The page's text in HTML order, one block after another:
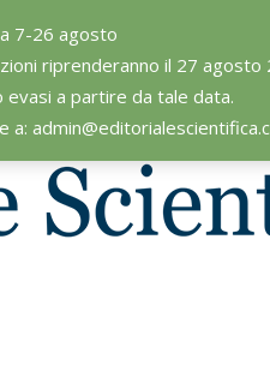
7-26 agosto
riprenderanno il 27 agosto
a partire da tale data.